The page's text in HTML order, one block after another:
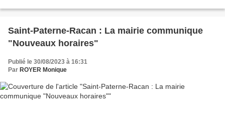
Saint-Paterne-Racan : La mairie communique
"Nouveaux horaires"
Publié le 30/08/2023 à 16:31
Par ROYER Monique